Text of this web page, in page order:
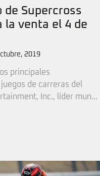
de Supercross
la venta el 4 de
2019
principales
de carreras del
Inc., líder mun...